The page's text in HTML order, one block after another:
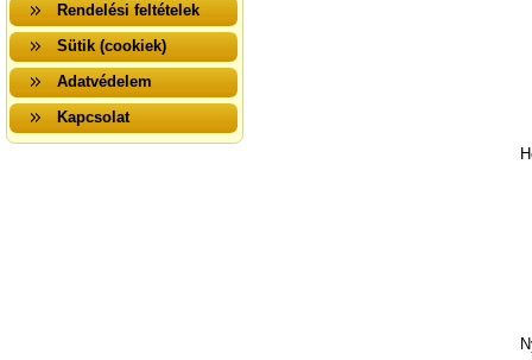
Rendelési feltételek
Sütik (cookiek)
Adatvédelem
Kapcsolat